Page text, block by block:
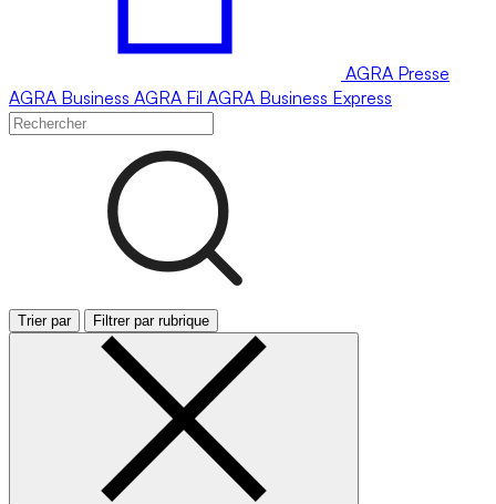
AGRA Presse
AGRA Business AGRA Fil AGRA Business Express
Trier par Filtrer par rubrique